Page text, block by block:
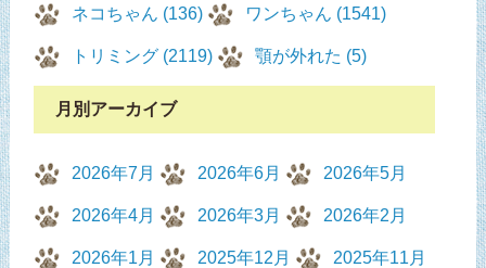
ネコちゃん (136) ワンちゃん (1541)
トリミング (2119) 顎が外れた (5)
月別アーカイブ
2026年7月 2026年6月 2026年5月
2026年4月 2026年3月 2026年2月
2026年1月 2025年12月 2025年11月